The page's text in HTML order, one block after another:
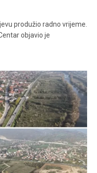
produžio radno vrijeme.
objavio je